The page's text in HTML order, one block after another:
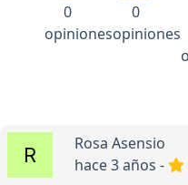
0
opiniones
0
opiniones
Rosa Asensio
hace 3 años -